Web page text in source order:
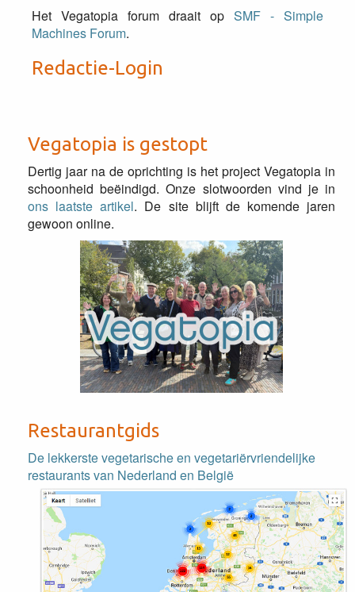
Het Vegatopia forum draait op SMF - Simple
Machines Forum.
Redactie-Login
Vegatopia is gestopt
Dertig jaar na de oprichting is het project Vegatopia in
schoonheid beëindigd. Onze slotwoorden vind je in
ons laatste artikel. De site blijft de komende jaren
gewoon online.
Restaurantgids
De lekkerste vegetarische en vegetariërvriendelijke
restaurants van Nederland en België